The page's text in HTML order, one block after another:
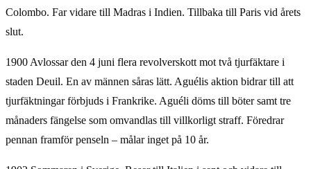
Colombo. Far vidare till Madras i Indien. Tillbaka till Paris vid årets
slut.
1900 Avlossar den 4 juni flera revolverskott mot två tjurfäktare i
staden Deuil. En av männen såras lätt. Aguélis aktion bidrar till att
tjurfäktningar förbjuds i Frankrike. Aguéli döms till böter samt tre
månaders fängelse som omvandlas till villkorligt straff. Föredrar
pennan framför penseln – målar inget på 10 år.